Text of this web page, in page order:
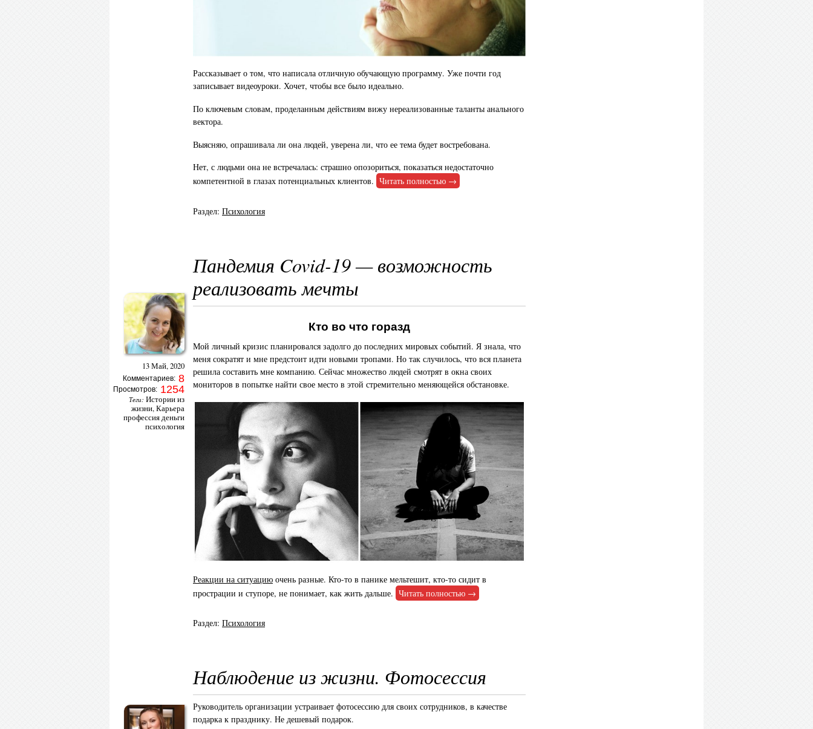
Рассказывает о том, что написала отличную обучающую программу. Уже почти год
записывает видеоуроки. Хочет, чтобы все было идеально.
По ключевым словам, проделанным действиям вижу нереализованные таланты анального
вектора.
Выясняю, опрашивала ли она людей, уверена ли, что ее тема будет востребована.
Нет, с людьми она не встречалась: страшно опозориться, показаться недостаточно
компетентной в глазах потенциальных клиентов. Читать полностью →
Раздел: Психология
Пандемия Covid-19 — возможность
реализовать мечты
Кто во что горазд
Мой личный кризис планировался задолго до последних мировых событий. Я знала, что
меня сократят и мне предстоит идти новыми тропами. Но так случилось, что вся планета
решила составить мне компанию. Сейчас множество людей смотрят в окна своих
мониторов в попытке найти свое место в этой стремительно меняющейся обстановке.
Реакции на ситуацию очень разные. Кто-то в панике мельтешит, кто-то сидит в
прострации и ступоре, не понимает, как жить дальше. Читать полностью →
Раздел: Психология
13 Май, 2020
Комментариев: 8
Просмотров: 1254
Теги: Истории из
жизни,Карьера
профессия деньги
психология
Наблюдение из жизни. Фотосессия
Руководитель организации устраивает фотосессию для своих сотрудников, в качестве
подарка к празднику. Не дешевый подарок.